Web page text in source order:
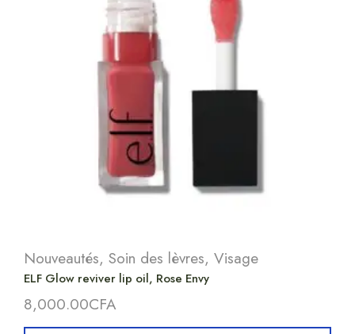
Nouveautés, Soin des lèvres, Visage
ELF Glow reviver lip oil, Rose Envy
8,000.00CFA